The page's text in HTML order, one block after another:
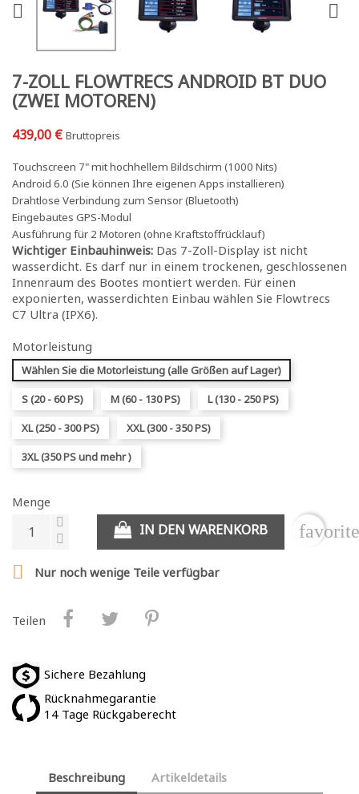
 
7-ZOLL FLOWTRECS ANDROID BT DUO
(ZWEI MOTOREN)
439,00 € Bruttopreis
Touchscreen 7" mit hochhellem Bildschirm (1000 Nits)
Android 6.0 (Sie können Ihre eigenen Apps installieren)
Drahtlose Verbindung zum Sensor (Bluetooth)
Eingebautes GPS-Modul
Ausführung für 2 Motoren (ohne Kraftstoffrücklauf)
Wichtiger Einbauhinweis: Das 7-Zoll-Display ist nicht
wasserdicht. Es darf nur in einem trockenen, geschlossenen
Innenraum des Bootes montiert werden. Für einen
exponierten, wasserdichten Einbau wählen Sie Flowtrecs
C7 Ultra (IPX6).
Motorleistung
Wählen Sie die Motorleistung (alle Größen auf Lager)
S (20 - 60 PS)
M (60 - 130 PS)
L (130 - 250 PS)
XL (250 - 300 PS)
XXL (300 - 350 PS)
3XL (350 PS und mehr )
Menge
IN DEN WARENKORB

Nur noch wenige Teile verfügbar
Teilen
Sichere Bezahlung
Rücknahmegarantie
14 Tage Rückgaberecht
Beschreibung Artikeldetails